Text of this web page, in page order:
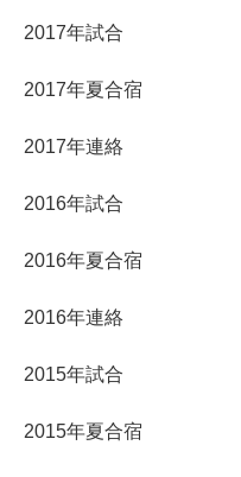
2017年試合
2017年夏合宿
2017年連絡
2016年試合
2016年夏合宿
2016年連絡
2015年試合
2015年夏合宿